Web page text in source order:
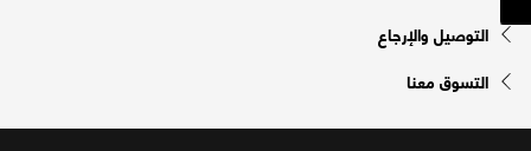
التوصيل والإرجاع
التسوق معنا